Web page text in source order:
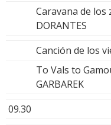
Caravana de
DORANTES
Canción de los
To Vals to
GARBAREK
09.30